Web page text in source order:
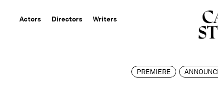
Actors Directors Writers
PREMIERE